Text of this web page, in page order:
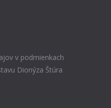
v podmienkach
Dionýza Štúra